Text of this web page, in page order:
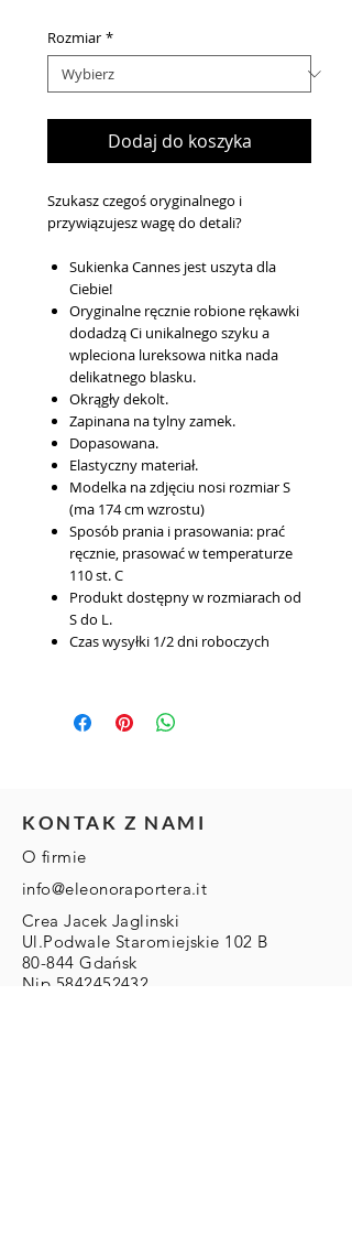
Rozmiar *
Dodaj do koszyka
Szukasz czegoś oryginalnego i
przywiązujesz wagę do detali?
Sukienka Cannes jest uszyta dla
Ciebie!
Oryginalne ręcznie robione rękawki
dodadzą Ci unikalnego szyku a
wpleciona lureksowa nitka nada
delikatnego blasku.
Okrągły dekolt.
Zapinana na tylny zamek.
Dopasowana.
Elastyczny materiał.
Modelka na zdjęciu nosi rozmiar S
(ma 174 cm wzrostu)
Sposób prania i prasowania: prać
ręcznie, prasować w temperaturze
110 st. C
Produkt dostępny w rozmiarach od
S do L.
Czas wysyłki 1/2 dni roboczych
KONTAK Z NAMI
O firmie
info@eleonoraportera.it
Crea Jacek Jaglinski
Ul.Podwale Staromiejskie 102 B
80-844 Gdańsk
Nip 5842452432